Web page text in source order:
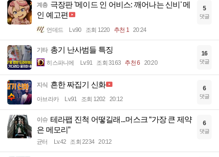
계층 극장판 '메이드 인 어비스: 깨어나는 신비' 메
인 예고편
언데드 Lv.90 조회 1220 추천 1 20:24
5
댓글
기타 총기 난사범들 특징
히스파니에 Lv.91 조회 3163 추천 6 20:20
16
댓글
지식 흔한 짜집기 신화
아브라카 Lv.91 조회 1202 20:12
6
댓글
이슈 테라팹 진척 어떻길래...머스크 “가장 큰 제약
은 메모리”
균터 Lv.42 조회 2234 20:12
6
댓글